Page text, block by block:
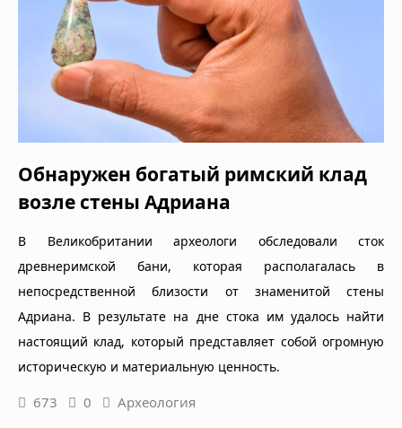
Обнаружен богатый римский клад
возле стены Адриана
В Великобритании археологи обследовали сток
древнеримской бани, которая располагалась в
непосредственной близости от знаменитой стены
Адриана. В результате на дне стока им удалось найти
настоящий клад, который представляет собой огромную
историческую и материальную ценность.
673 0 Археология